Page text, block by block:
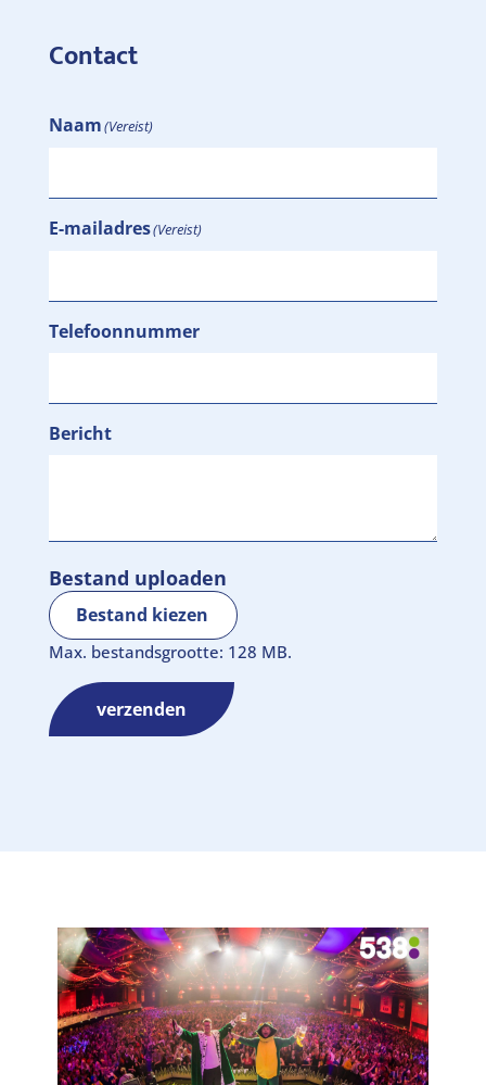
Contact
Naam(Vereist)
E-mailadres(Vereist)
Telefoonnummer
Bericht
Bestand kiezen
Max. bestandsgrootte: 128 MB.
Bestand uploaden
verzenden